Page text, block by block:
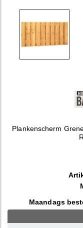
Plankenscherm
Maandags